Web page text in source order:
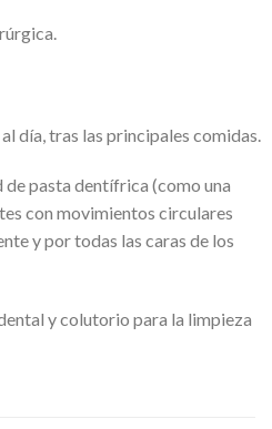
día, tras las principales comidas.
pasta dentífrica (como una
con movimientos circulares
y por todas las caras de los
y colutorio para la limpieza